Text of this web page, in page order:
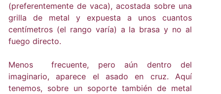
(preferentemente de vaca), acostada sobre una
grilla de metal y expuesta a unos cuantos
centímetros (el rango varía) a la brasa y no al
fuego directo.
Menos frecuente, pero aún dentro del
imaginario, aparece el asado en cruz. Aquí
tenemos, sobre un soporte también de metal